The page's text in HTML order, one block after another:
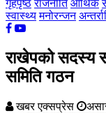
गृहपृष्ठ राजनीति आर्थिक
स्वास्थ्य मनोरन्जन
राखेपको सदस्य
समिति गठन
खबर एक्सप्रेस